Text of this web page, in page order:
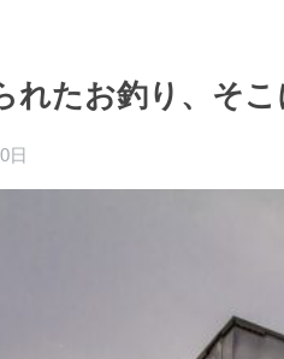
れたお釣り、そこ
日